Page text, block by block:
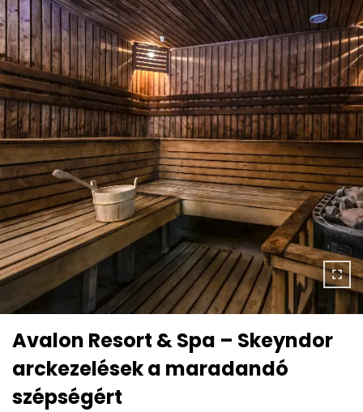
Avalon Resort & Spa – Skeyndor
arckezelések a maradandó
szépségért